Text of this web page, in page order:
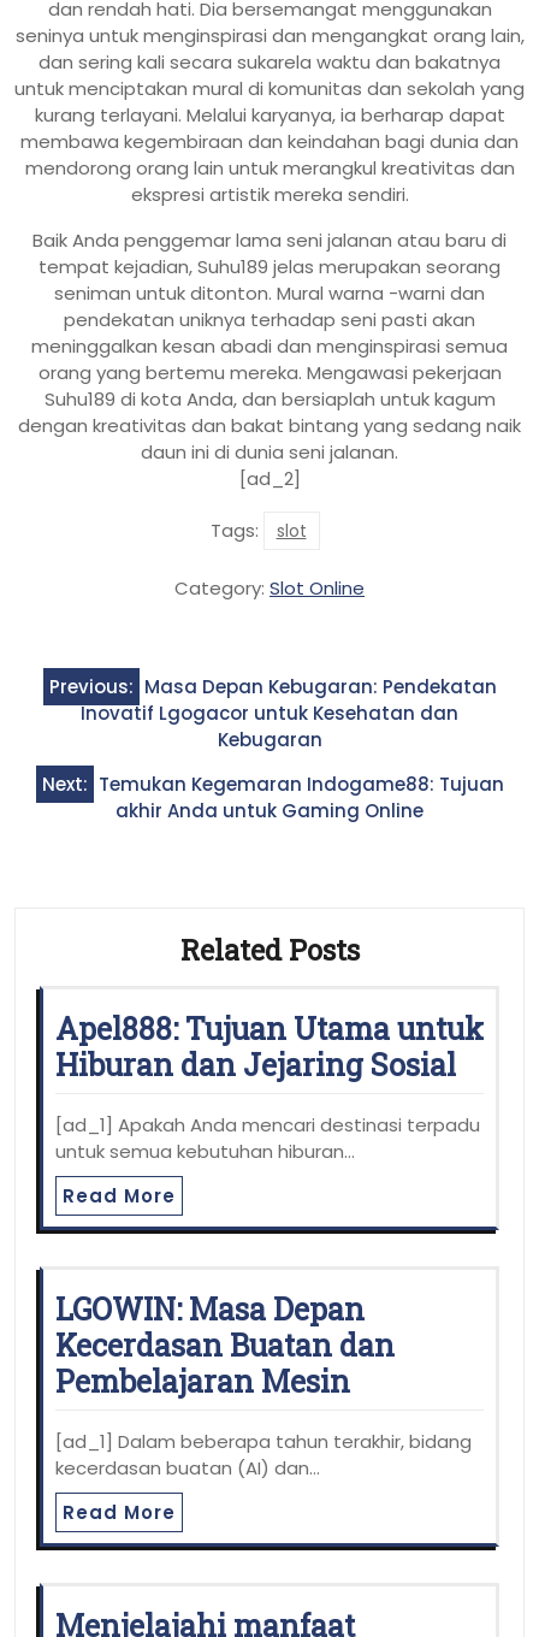
dan rendah hati. Dia bersemangat menggunakan
seninya untuk menginspirasi dan mengangkat orang lain,
dan sering kali secara sukarela waktu dan bakatnya
untuk menciptakan mural di komunitas dan sekolah yang
kurang terlayani. Melalui karyanya, ia berharap dapat
membawa kegembiraan dan keindahan bagi dunia dan
mendorong orang lain untuk merangkul kreativitas dan
ekspresi artistik mereka sendiri.
Baik Anda penggemar lama seni jalanan atau baru di
tempat kejadian, Suhu189 jelas merupakan seorang
seniman untuk ditonton. Mural warna -warni dan
pendekatan uniknya terhadap seni pasti akan
meninggalkan kesan abadi dan menginspirasi semua
orang yang bertemu mereka. Mengawasi pekerjaan
Suhu189 di kota Anda, dan bersiaplah untuk kagum
dengan kreativitas dan bakat bintang yang sedang naik
daun ini di dunia seni jalanan.
[ad_2]
Tags: slot
Category: Slot Online
Post
navigation
Previous: Masa Depan Kebugaran: Pendekatan
Inovatif Lgogacor untuk Kesehatan dan
Kebugaran
Next: Temukan Kegemaran Indogame88: Tujuan
akhir Anda untuk Gaming Online
Related Posts
Apel888: Tujuan Utama untuk
Hiburan dan Jejaring Sosial
[ad_1] Apakah Anda mencari destinasi terpadu
untuk semua kebutuhan hiburan…
Read More
LGOWIN: Masa Depan
Kecerdasan Buatan dan
Pembelajaran Mesin
[ad_1] Dalam beberapa tahun terakhir, bidang
kecerdasan buatan (AI) dan…
Read More
Menjelajahi manfaat